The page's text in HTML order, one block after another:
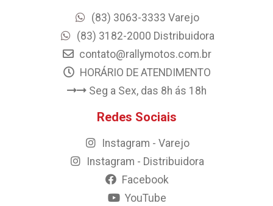
(83) 3063-3333 Varejo
(83) 3182-2000 Distribuidora
contato@rallymotos.com.br
HORÁRIO DE ATENDIMENTO
Seg a Sex, das 8h ás 18h
Redes Sociais
Instagram - Varejo
Instagram - Distribuidora
Facebook
YouTube